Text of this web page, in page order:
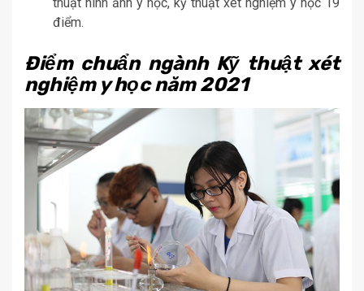
điểm.
Điểm chuẩn ngành Kỹ thuật xét
nghiệm y học năm 2021